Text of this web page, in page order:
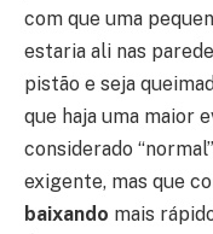
com que uma
estaria ali nas
pistão e seja
que haja uma maior
considerado
exigente, mas que
baixando mais